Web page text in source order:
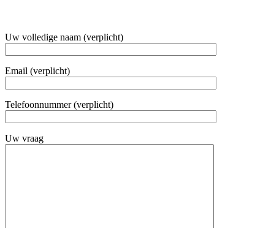
Uw volledige naam (verplicht)
Email (verplicht)
Telefoonnummer (verplicht)
Uw vraag